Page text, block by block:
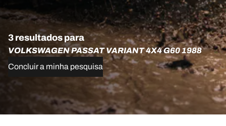
3 resultados para
VOLKSWAGEN PASSAT VARIANT 4X4 G60 1988
Concluir a minha pesquisa